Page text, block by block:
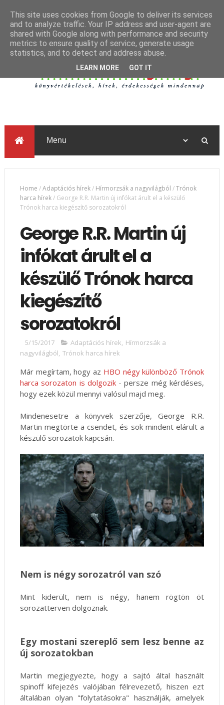
Home /Adaptációs hírek/ Hírmorzsák a nagyvilágból /Trónok
harca hírek/ George R.R. Martin új infókat árult el a készülő
Trónok harca kiegészítő sorozatokról
George R.R. Martin új
infókat árult el a
készülő Trónok harca
kiegészítő
sorozatokról
5/15/2017 Adaptációs hírek, Hírmorzsák a
nagyvilágból, Trónok harca hírek
Már megírtam, hogy az HBO négy különböző Trónok
harca sorozaton is dolgozik- persze még kérdéses,
hogy ezek közül mennyi valósul majd meg.
Mindenesetre a könyvek szerzője, George R.R.
Martin megtörte a csendet, és sok mindent elárult a
készülő sorozatok kapcsán.
Nem is négy sorozatról van szó
Mint kiderült, nem is négy, hanem rögtön öt
sorozatterven dolgoznak.
Egy mostani szereplő sem lesz benne az
új sorozatokban
Martin megjegyezte, hogy a sajtó által használt
spinoff kifejezés valójában félrevezető, hiszen ezt
általában olyan "folytatásokra" használják, amelyek
This site uses cookies from Google to deliver its services
and to analyze traffic. Your IP address and user-agent are
shared with Google along with performance and security
metrics to ensure quality of service, generate usage
statistics, and to detect and address abuse.
LEARN MORE GOT IT